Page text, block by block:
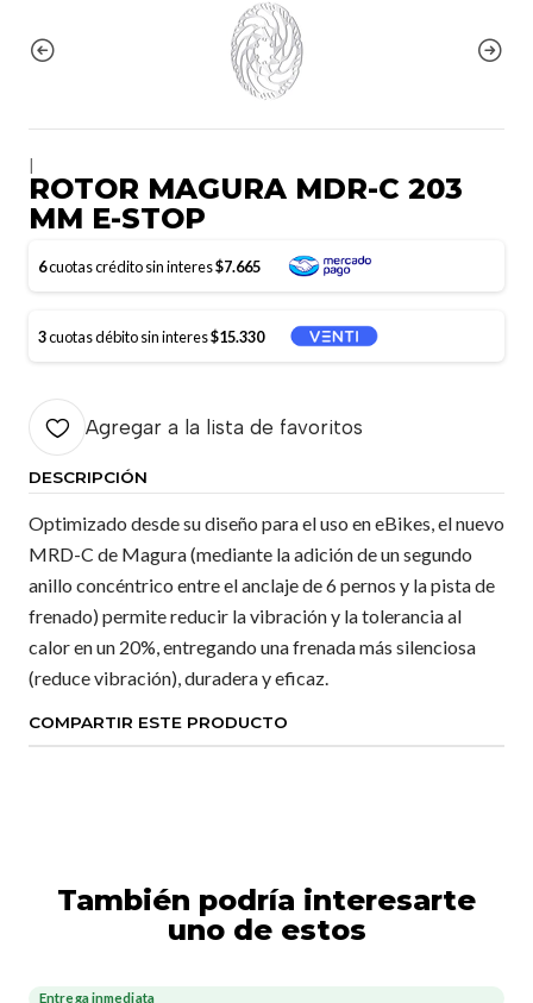
ROTOR MAGURA MDR-C 203
MM E-STOP
6cuotas crédito sin interes$7.665
3cuotas débito sin interes$15.330
Agregar a la lista de favoritos
DESCRIPCIÓN
Optimizado desde su diseño para el uso en eBikes, el nuevo
MRD-C de Magura (mediante la adición de un segundo
anillo concéntrico entre el anclaje de 6 pernos y la pista de
frenado) permite reducir la vibración y la tolerancia al
calor en un 20%, entregando una frenada más silenciosa
(reduce vibración), duradera y eficaz.
COMPARTIR ESTE PRODUCTO
También podría interesarte
uno de estos
Entrega inmediata